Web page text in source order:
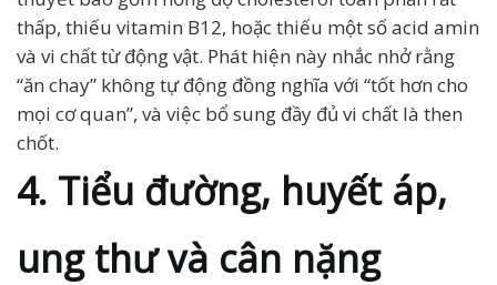
thấp, thiếu vitamin B12, hoặc thiếu một số acid amin
và vi chất từ động vật. Phát hiện này nhắc nhở rằng
“ăn chay” không tự động đồng nghĩa với “tốt hơn cho
mọi cơ quan”, và việc bổ sung đầy đủ vi chất là then
chốt.
4. Tiểu đường, huyết áp,
ung thư và cân nặng